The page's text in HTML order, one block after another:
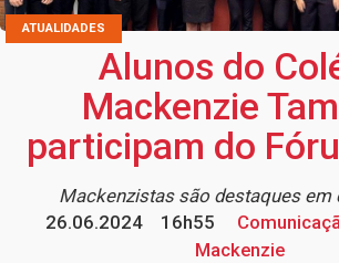
ATUALIDADES
Alunos do
Mackenzie
participam do
Mackenzistas são destaques em
26.06.2024
16h55
Mackenzie